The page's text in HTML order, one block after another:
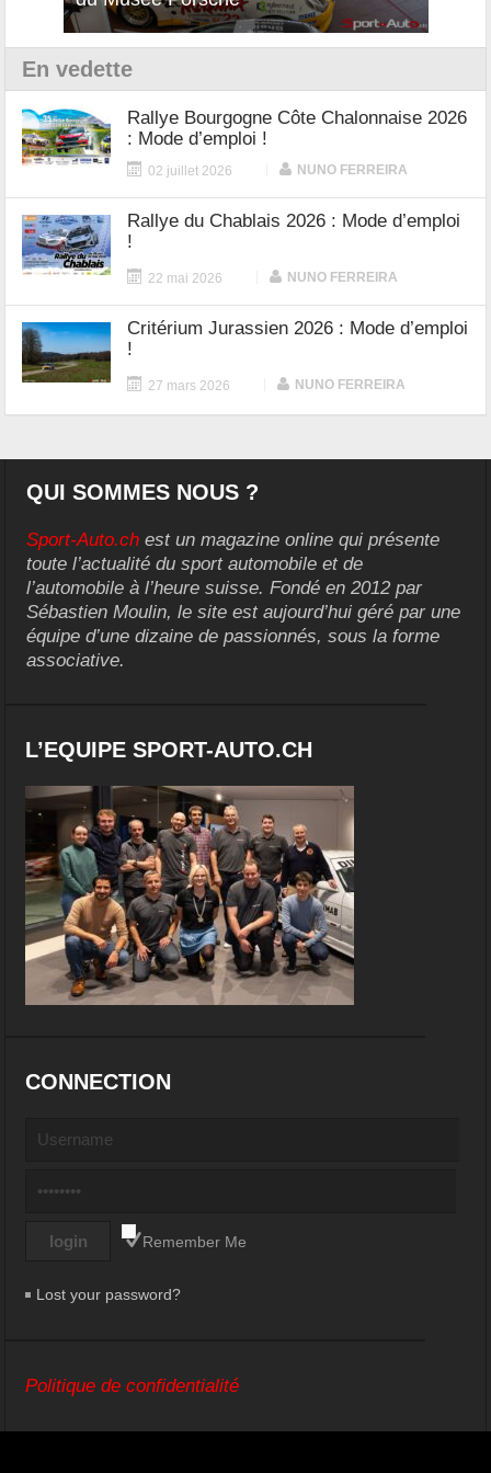
En vedette
Rallye Bourgogne Côte Chalonnaise 2026
: Mode d’emploi !
02 juillet 2026 NUNO FERREIRA
Rallye du Chablais 2026 : Mode d’emploi
!
22 mai 2026 NUNO FERREIRA
Critérium Jurassien 2026 : Mode d’emploi
!
27 mars 2026 NUNO FERREIRA
QUI SOMMES NOUS ?
Sport-Auto.ch est un magazine online qui présente
toute l’actualité du sport automobile et de
l’automobile à l’heure suisse. Fondé en 2012 par
Sébastien Moulin, le site est aujourd’hui géré par une
équipe d’une dizaine de passionnés, sous la forme
associative.
L’EQUIPE SPORT-AUTO.CH
CONNECTION
Remember Me
Lost your password?
Politique de confidentialité